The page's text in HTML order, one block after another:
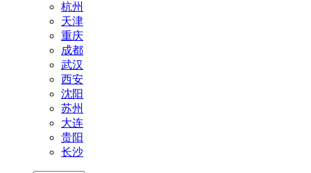
杭州
天津
重庆
成都
武汉
西安
沈阳
苏州
大连
贵阳
长沙